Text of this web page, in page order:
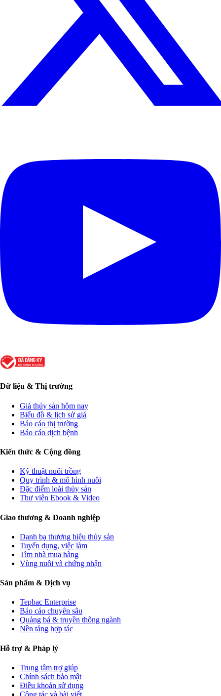
Dữ liệu & Thị trường
Giá thủy sản hôm nay
Biểu đồ & lịch sử giá
Báo cáo thị trường
Báo cáo dịch bệnh
Kiến thức & Cộng đồng
Kỹ thuật nuôi trồng
Quy trình & mô hình nuôi
Đặc điểm loài thủy sản
Thư viện Ebook & Video
Giao thương & Doanh nghiệp
Danh bạ thương hiệu thủy sản
Tuyển dụng, việc làm
Tìm nhà mua hàng
Vùng nuôi và chứng nhận
Sản phẩm & Dịch vụ
Tepbac Enterprise
Báo cáo chuyên sâu
Quảng bá & truyền thông ngành
Nền tảng hợp tác
Hỗ trợ & Pháp lý
Trung tâm trợ giúp
Chính sách bảo mật
Điều khoản sử dụng
Cộng tác và bài viết